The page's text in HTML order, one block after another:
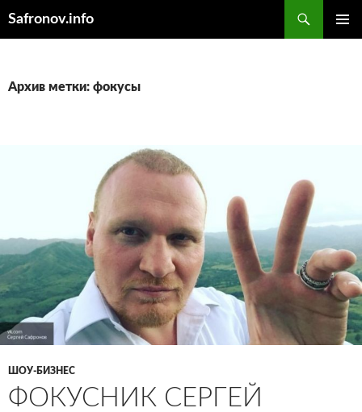
Safronov.info
Архив метки: фокусы
ШОУ-БИЗНЕС
ФОКУСНИК СЕРГЕЙ